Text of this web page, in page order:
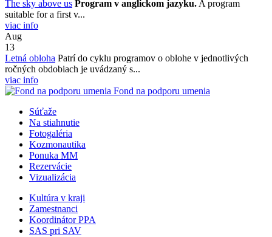
The sky above us Program v anglickom jazyku. A program
suitable for a first v...
viac info
Aug
13
Letná obloha Patrí do cyklu programov o oblohe v jednotlivých
ročných obdobiach je uvádzaný s...
viac info
Fond na podporu umenia
Súťaže
Na stiahnutie
Fotogaléria
Kozmonautika
Ponuka MM
Rezervácie
Vizualizácia
Kultúra v kraji
Zamestnanci
Koordinátor PPA
SAS pri SAV